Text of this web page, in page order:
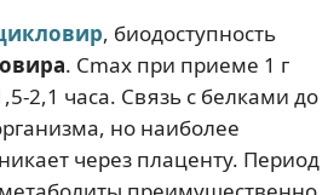
, биодоступность
. Cmax при приеме 1 г
2,1 часа. Связь с белками до
но наиболее
через плаценту. Период